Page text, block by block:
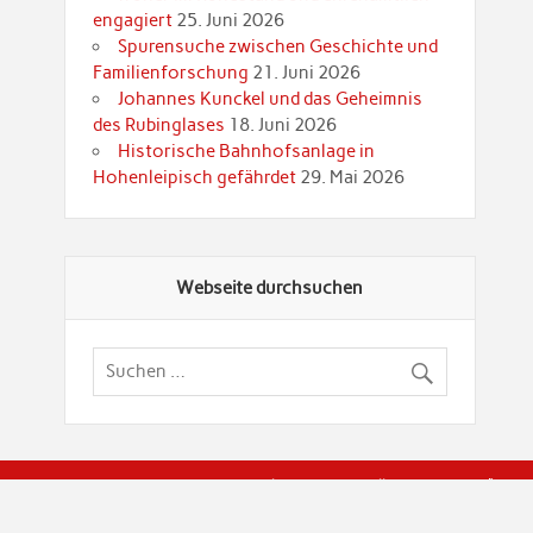
engagiert 25. Juni 2026
Spurensuche zwischen Geschichte und
Familienforschung 21. Juni 2026
Johannes Kunckel und das Geheimnis
des Rubinglases 18. Juni 2026
Historische Bahnhofsanlage in
Hohenleipisch gefährdet 29. Mai 2026
Webseite durchsuchen
© Brandenburgische Genealogische Gesellschaft (BGG)